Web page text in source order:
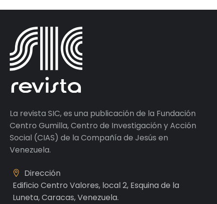
La revista SIC, es una publicación de la Fundación
Centro Gumilla, Centro de Investigación y Acción
Social (CIAS) de la Compañía de Jesús en
Venezuela.
Dirección
Edificio Centro Valores, local 2, Esquina de la
Luneta, Caracas, Venezuela.